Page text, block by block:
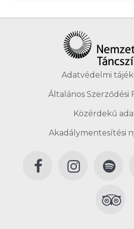
Adatvédelmi
Általános Szerződési
Közérdekű
Akadálymentesítési